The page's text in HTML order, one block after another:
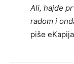
Ali, hajde
radom i
piše